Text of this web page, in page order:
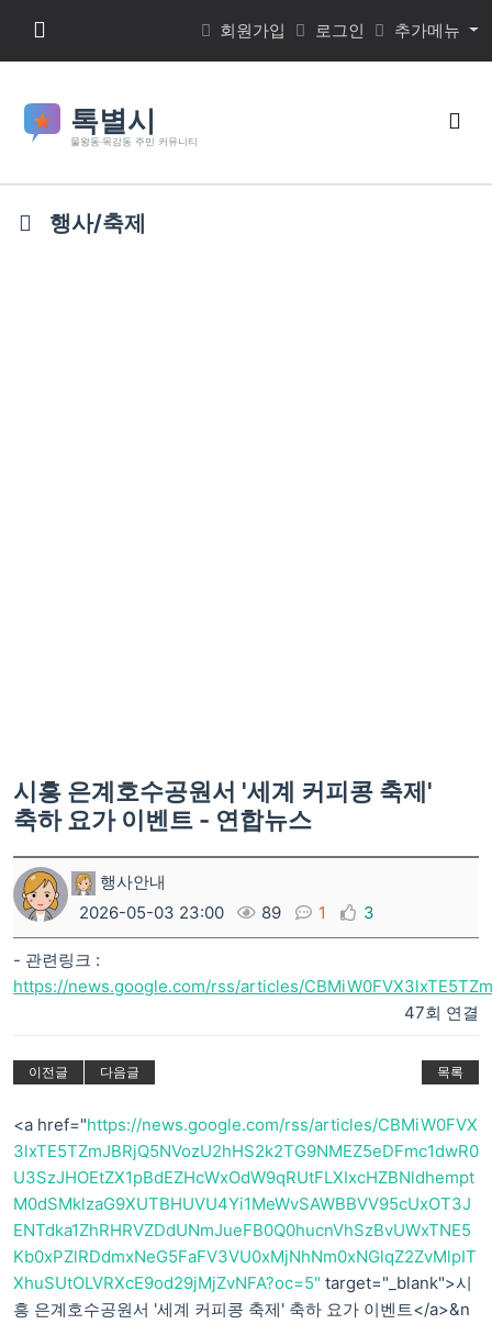
메뉴 버튼 회원가입 로그인 추가메뉴
검
행사/축제
시흥 은계호수공원서 '세계 커피콩 축제'
축하 요가 이벤트 - 연합뉴스
행사안내
2026-05-03 23:00
89 1 3
- 관련링크 :
https://news.google.com/rss/articles/
47회 연결
이전글 다음글 목록
<a href="https://news.google.com/rss/articles/CBMiW0FVX
3lxTE5TZmJBRjQ5NVozU2hHS2k2TG9NMEZ5eDFmc1dwR0
U3SzJHOEtZX1pBdEZHcWxOdW9qRUtFLXIxcHZBNldhempt
M0dSMklzaG9XUTBHUVU4Yi1MeWvSAWBBVV95cUxOT3J
ENTdka1ZhRHRVZDdUNmJueFB0Q0hucnVhSzBvUWxTNE5
Kb0xPZlRDdmxNeG5FaFV3VU0xMjNhNm0xNGlqZ2ZvMlpIT
XhuSUtOLVRXcE9od29jMjZvNFA?oc=5" target="_blank">시
흥 은계호수공원서 '세계 커피콩 축제' 축하 요가 이벤트</a>&n